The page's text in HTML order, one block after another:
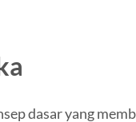
dasar yang